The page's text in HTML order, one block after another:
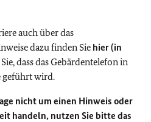
auch über das
dazu finden Sie hier (in
dass das Gebärdentelefon in
geführt wird.
nicht um einen Hinweis oder
handeln, nutzen Sie bitte das